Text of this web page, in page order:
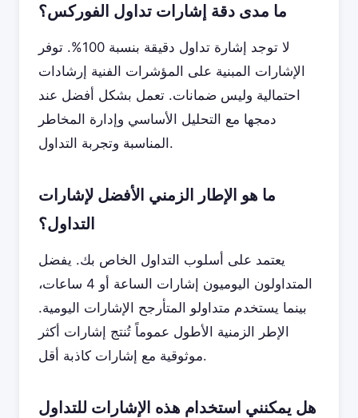
ما مدى دقة إشارات تداول الفوركس؟
لا توجد إشارة تداول دقيقة بنسبة 100%. توفر
الإشارات المبنية على المؤشرات الفنية إرشادات
احتمالية وليس ضمانات. تعمل بشكل أفضل عند
دمجها مع التحليل الأساسي وإدارة المخاطر
المناسبة وتجربة التداول.
ما هو الإطار الزمني الأفضل لإشارات
التداول؟
يعتمد على أسلوب التداول الخاص بك. يفضل
المتداولون اليوميون إشارات الساعة أو 4 ساعات،
بينما يستخدم متداولو المتأرجح الإشارات اليومية.
الإطر الزمنية الأطول عموماً تُنتج إشارات أكثر
موثوقية مع إشارات كاذبة أقل.
هل يمكنني استخدام هذه الإشارات للتداول